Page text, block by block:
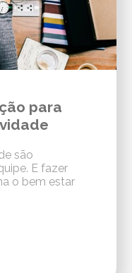
para
são
E fazer
o bem estar